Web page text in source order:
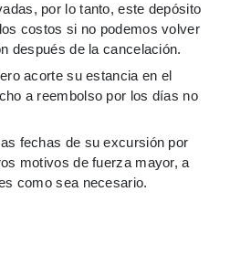
por lo tanto, este depósito
costos si no podemos volver
después de la cancelación.
acorte su estancia en el
a reembolso por los días no
fechas de su excursión por
motivos de fuerza mayor, a
como sea necesario.